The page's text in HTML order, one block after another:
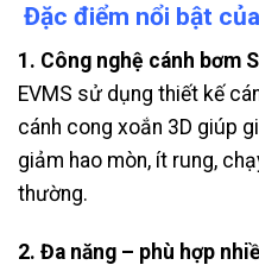
Đặc điểm nổi bật
1. Công nghệ cánh bơm
EVMS sử dụng thiết kế
cánh cong xoắn 3D giúp
giảm hao mòn, ít rung,
thường.
2. Đa năng – phù hợp